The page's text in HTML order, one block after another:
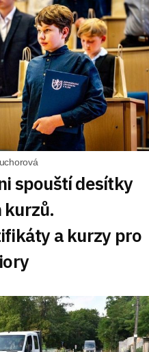
spouští desítky
kurzů.
a kurzy pro